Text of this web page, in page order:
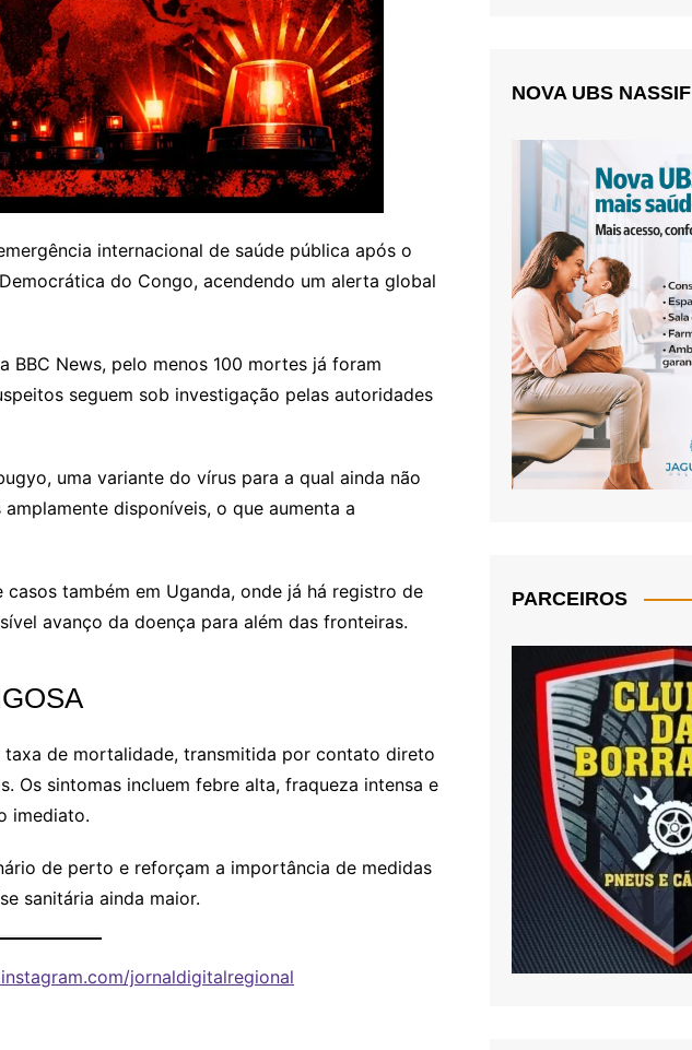
internacional de saúde pública após o
do Congo, acendendo um alerta global
News, pelo menos 100 mortes já foram
seguem sob investigação pelas autoridades
uma variante do vírus para a qual ainda não
disponíveis, o que aumenta a
também em Uganda, onde já há registro de
avanço da doença para além das fronteiras.
de mortalidade, transmitida por contato direto
Os sintomas incluem febre alta, fraqueza intensa e
imediato.
de perto e reforçam a importância de medidas
sanitária ainda maior.
jornaldigitalregional
NOVA UBS NASSIF
PARCEIROS